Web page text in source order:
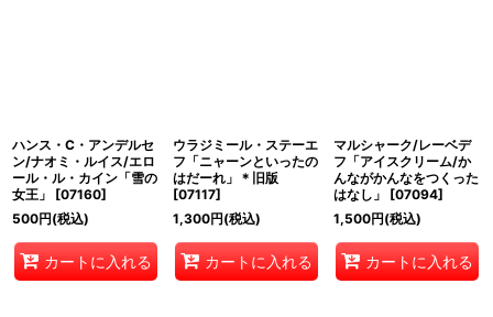
ハンス・C・アンデルセ
ン/ナオミ・ルイス/エロ
ール・ル・カイン「雪の
女王」
[07160]
500円(税込)
カートに入れる
ウラジミール・ステーエ
フ「ニャーンといったの
はだーれ」＊旧版
[07117]
1,300円(税込)
カートに入れる
マルシャーク/レーベデ
フ「アイスクリーム/か
んながかんなをつくった
はなし」
[07094]
1,500円(税込)
カートに入れる